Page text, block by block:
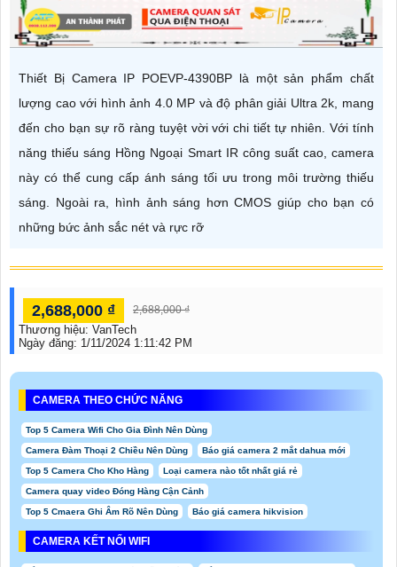
Thiết Bị Camera IP POEVP-4390BP là một sản phẩm chất
lượng cao với hình ảnh 4.0 MP và độ phân giải Ultra 2k, mang
đến cho bạn sự rõ ràng tuyệt vời với chi tiết tự nhiên. Với tính
năng thiếu sáng Hồng Ngoại Smart IR công suất cao, camera
này có thể cung cấp ánh sáng tối ưu trong môi trường thiếu
sáng. Ngoài ra, hình ảnh sáng hơn CMOS giúp cho bạn có
những bức ảnh sắc nét và rực rỡ
2,688,000 ₫ 2,688,000 ₫
Thương hiệu: VanTech
Ngày đăng: 1/11/2024 1:11:42 PM
CAMERA THEO CHỨC NĂNG
Top 5 Camera Wifi Cho Gia Đình Nên Dùng
Camera Đàm Thoại 2 Chiều Nên Dùng Báo giá camera 2 mắt dahua mới
Top 5 Camera Cho Kho Hàng Loại camera nào tốt nhất giá rẻ
Camera quay video Đóng Hàng Cận Cảnh
Top 5 Cmaera Ghi Âm Rõ Nên Dùng Báo giá camera hikvision
CAMERA KẾT NỐI WIFI